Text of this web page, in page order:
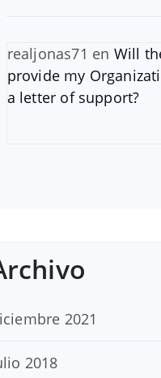
realjonas71 en Will
provide my
a letter of support?
2021
2018